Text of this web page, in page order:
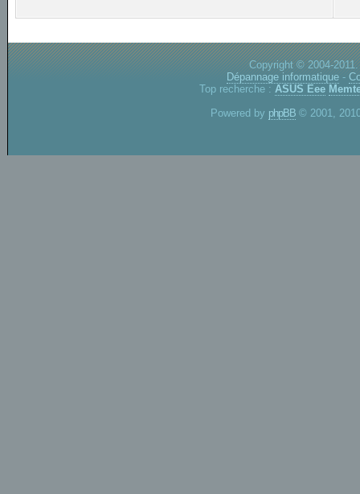
Copyright © 2004-
Dépannage informatique -
Top recherche : ASUS Eee
Powered by phpBB © 2001,